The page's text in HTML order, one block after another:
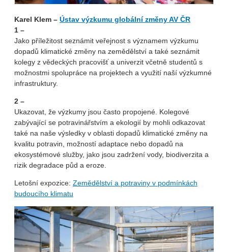
Karel Klem – Ústav výzkumu globální změny AV ČR
1 –
Jako příležitost seznámit veřejnost s významem výzkumu
dopadů klimatické změny na zemědělství a také seznámit
kolegy z vědeckých pracovišť a univerzit včetně studentů s
možnostmi spolupráce na projektech a využití naší výzkumné
infrastruktury.
2 – ­
Ukazovat, že výzkumy jsou často propojené. Kolegové
zabývající se potravinářstvím a ekologií by mohli odkazovat
také na naše výsledky v oblasti dopadů klimatické změny na
kvalitu potravin, možností adaptace nebo dopadů na
ekosystémové služby, jako jsou zadržení vody, biodiverzita a
rizik degradace půd a eroze.
Letošní expozice: Zemědělství a potraviny v podmínkách
budoucího klimatu